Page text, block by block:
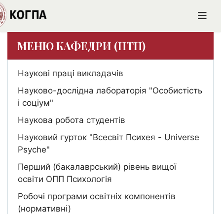
МЕНЮ КАФЕДРИ (ПТП)
Наукові праці викладачів
Науково-дослідна лабораторія "Особистість
і соціум"
Наукова робота студентів
Науковий гурток "Всесвіт Психея - Universe
Psyche"
Перший (бакалаврський) рівень вищої
освіти ОПП Психологія
Робочі програми освітніх компонентів
(нормативні)